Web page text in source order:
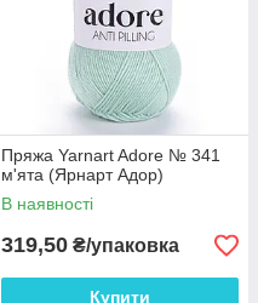
Пряжа Yarnart Adore № 341
м'ята (Ярнарт Адор)
В наявності
319,50 ₴/упаковка
Купити